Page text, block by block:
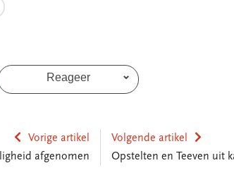
Reageer
Vorige artikel
afgenomen
Volgende artikel
Opstelten en Teeven uit